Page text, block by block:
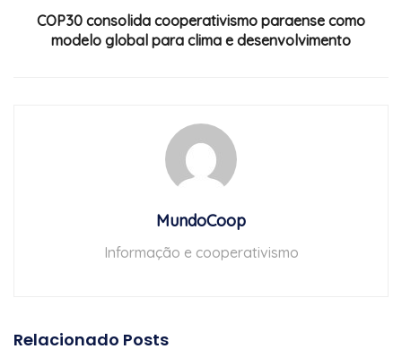
COP30 consolida cooperativismo paraense como
modelo global para clima e desenvolvimento
MundoCoop
Informação e cooperativismo
Relacionado Posts